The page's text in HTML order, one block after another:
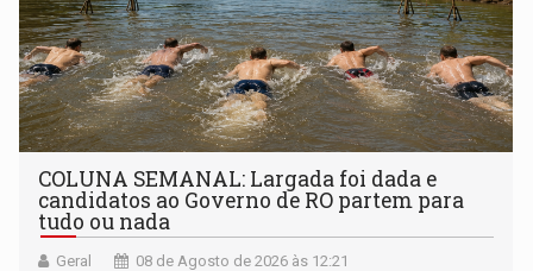
COLUNA SEMANAL: Largada foi dada e
candidatos ao Governo de RO partem para
tudo ou nada
Geral 08 de Agosto de 2026 às 12:21